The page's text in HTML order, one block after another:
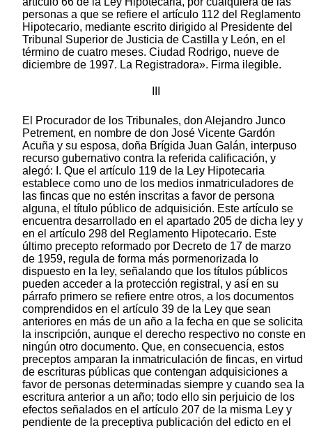
personas a que se refiere el artículo 112 del Reglamento
Hipotecario, mediante escrito dirigido al Presidente del
Tribunal Superior de Justicia de Castilla y León, en el
término de cuatro meses. Ciudad Rodrigo, nueve de
diciembre de 1997. La Registradora». Firma ilegible.
El Procurador de los Tribunales, don Alejandro Junco
Petrement, en nombre de don José Vicente Gardón
Acuña y su esposa, doña Brígida Juan Galán, interpuso
recurso gubernativo contra la referida calificación, y
alegó: I. Que el artículo 119 de la Ley Hipotecaria
establece como uno de los medios inmatriculadores de
las fincas que no estén inscritas a favor de persona
alguna, el título público de adquisición. Este artículo se
encuentra desarrollado en el apartado 205 de dicha ley y
en el artículo 298 del Reglamento Hipotecario. Este
último precepto reformado por Decreto de 17 de marzo
de 1959, regula de forma más pormenorizada lo
dispuesto en la ley, señalando que los títulos públicos
pueden acceder a la protección registral, y así en su
párrafo primero se refiere entre otros, a los documentos
comprendidos en el artículo 39 de la Ley que sean
anteriores en más de un año a la fecha en que se solicita
la inscripción, aunque el derecho respectivo no conste en
ningún otro documento. Que, en consecuencia, estos
preceptos amparan la inmatriculación de fincas, en virtud
de escrituras públicas que contengan adquisiciones a
favor de personas determinadas siempre y cuando sea la
escritura anterior a un año; todo ello sin perjuicio de los
efectos señalados en el artículo 207 de la misma Ley y
pendiente de la preceptiva publicación del edicto en el